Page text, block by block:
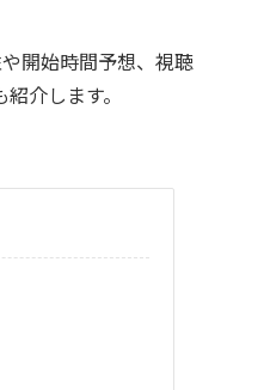
開始時間予想、視聴
介します。